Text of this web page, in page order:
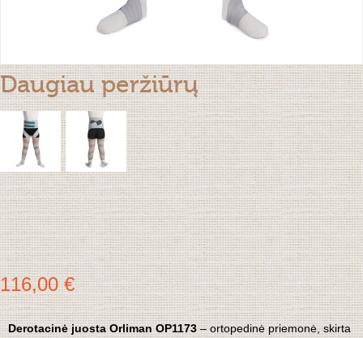
Daugiau peržiūrų
116,00 €
Derotacinė juosta Orliman OP1173– ortopedinė priemonė, skirta